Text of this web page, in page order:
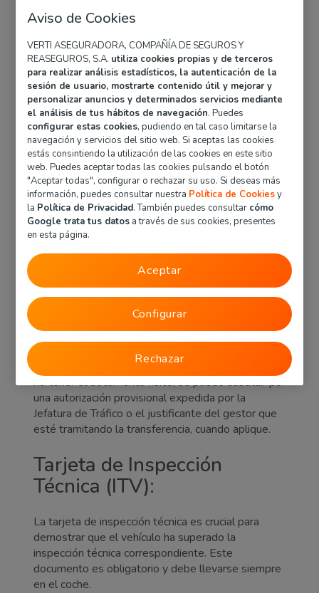
¿Es obligatorio llevar el
carné de conducir físico?
Es obligatorio llevar el carné de conducir mientras
conduces. La normativa establece que todo
conductor debe llevar consigo su permiso de
conducción y presentarlo cuando sea requerido por
las autoridades correspondientes. La falta de
presentación del carné de conducir cuando se
solicita puede resultar en sanciones
administrativas.
Otros documentos que
es obligatorio llevar en
el coche
Permiso de circulación:
El permiso de circulación es un documento esencial
que debe estar presente en el vehículo. En caso de
no tener el documento físico, se puede sustituir por
una autorización provisional expedida por la
Jefatura de Tráfico o el justificante del gestor que
esté tramitando la transferencia, cuando aplique.
Tarjeta de Inspección
Técnica (ITV):
La tarjeta de inspección técnica es crucial para
demostrar que el vehículo ha superado la
inspección técnica correspondiente. Este
documento es obligatorio y debe llevarse siempre
en el coche.
Aviso de Cookies
VERTI ASEGURADORA, COMPAÑÍA DE SEGUROS Y
REASEGUROS, S.A. utiliza cookies propias y de terceros
para realizar análisis estadísticos, la autenticación de la
sesión de usuario, mostrarte contenido útil y mejorar y
personalizar anuncios y determinados servicios mediante
el análisis de tus hábitos de navegación. Puedes
configurar estas cookies, pudiendo en tal caso limitarse la
navegación y servicios del sitio web. Si aceptas las cookies
estás consintiendo la utilización de las cookies en este sitio
web. Puedes aceptar todas las cookies pulsando el botón
"Aceptar todas", configurar o rechazar su uso. Si deseas más
información, puedes consultar nuestra Política de Cookiesy
la Política de Privacidad. También puedes consultar cómo
Google trata tus datos a través de sus cookies, presentes
en esta página.
Rechazar
Aceptar
Configurar